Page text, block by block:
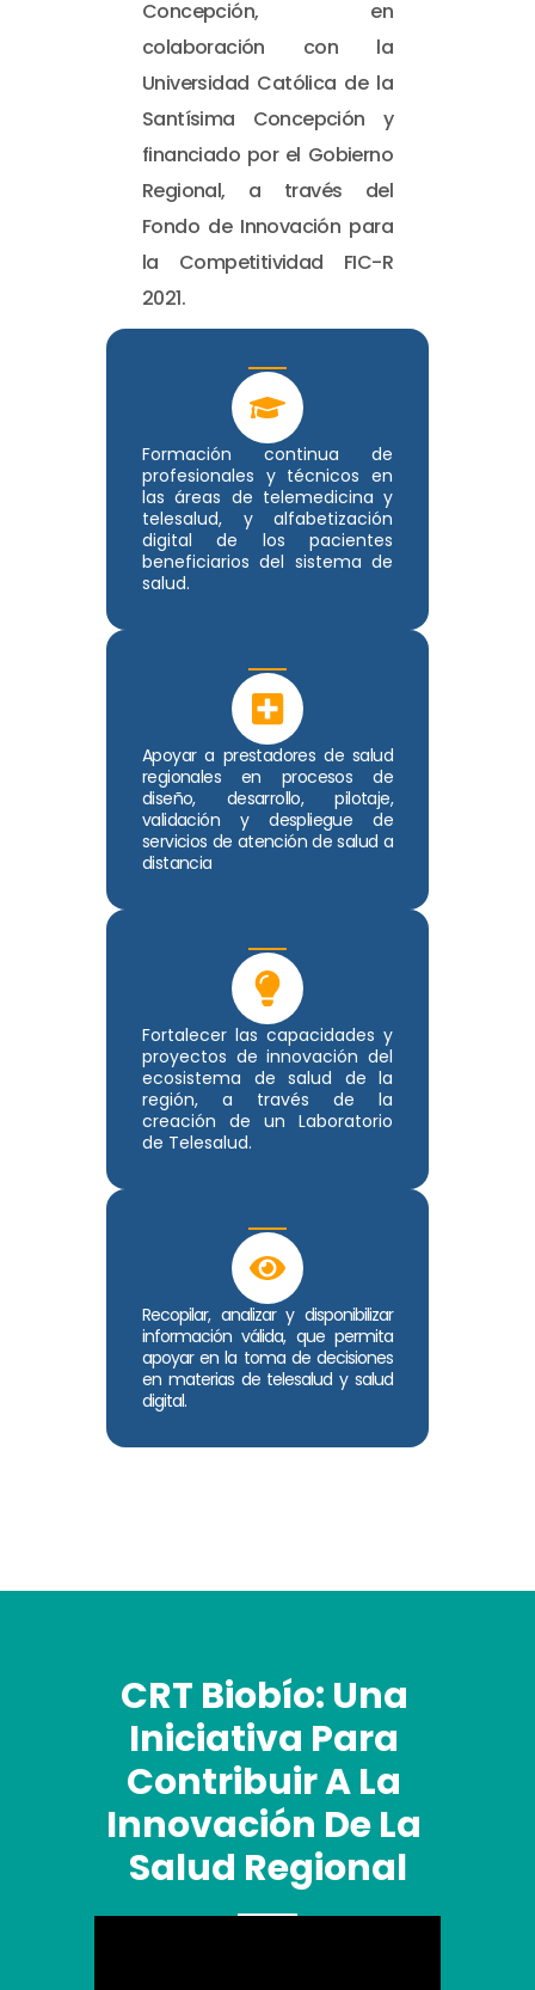
Formación continua de
profesionales y técnicos en
las áreas de telemedicina y
telesalud, y alfabetización
digital de los pacientes
beneficiarios del sistema de
salud.
Apoyar a prestadores de salud
regionales en procesos de
diseño, desarrollo, pilotaje,
validación y despliegue de
servicios de atención de salud a
distancia
Fortalecer las capacidades y
proyectos de innovación del
ecosistema de salud de la
región, a través de la
creación de un Laboratorio
de Telesalud.
Recopilar, analizar y disponibilizar
información válida, que permita
apoyar en la toma de decisiones
en materias de telesalud y salud
digital.
Concepción, en
colaboración con la
Universidad Católica de la
Santísima Concepción y
financiado por el Gobierno
Regional, a través del
Fondo de Innovación para
la Competitividad FIC-R
2021.
CRT Biobío: Una
Iniciativa Para
Contribuir A La
Innovación De La
Salud Regional